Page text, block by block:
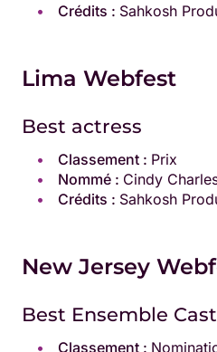
Crédits : Sahkosh
Lima Webfest
Best actress
Classement : Prix
Nommé : Cindy
Crédits : Sahkosh
New Jersey
Best Ensemble
Classement :